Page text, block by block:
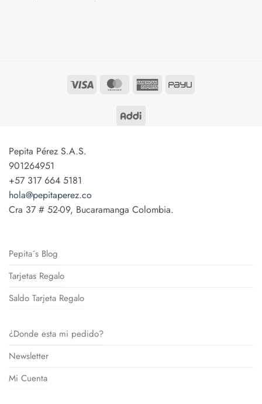
Visa MasterCardAmericanPayU
Pepita Pérez S.A.S.
901264951
+57 317 664 5181
hola@pepitaperez.co
Cra 37 # 52-09, Bucaramanga Colombia.
Pepita´s Blog
Tarjetas Regalo
Saldo Tarjeta Regalo
¿Donde esta mi pedido?
Newsletter
Mi Cuenta